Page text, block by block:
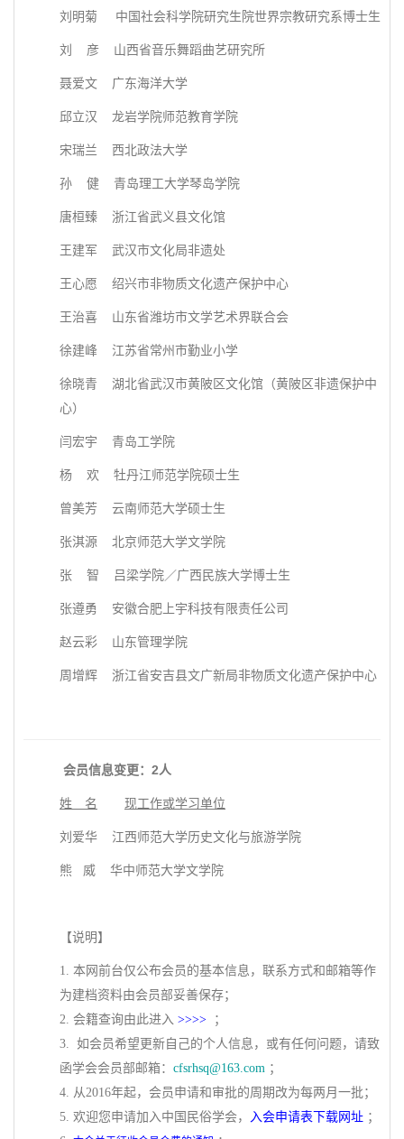
刘明菊 中国社会科学院研究生院世界宗教研究系博士生
刘 彦 山西省音乐舞蹈曲艺研究所
聂爱文 广东海洋大学
邱立汉 龙岩学院师范教育学院
宋瑞兰 西北政法大学
孙 健 青岛理工大学琴岛学院
唐桓臻 浙江省武义县文化馆
王建军 武汉市文化局非遗处
王心愿 绍兴市非物质文化遗产保护中心
王治喜 山东省潍坊市文学艺术界联合会
徐建峰 江苏省常州市勤业小学
徐晓青 湖北省武汉市黄陂区文化馆（黄陂区非遗保护中
心）
闫宏宇 青岛工学院
杨 欢 牡丹江师范学院硕士生
曾美芳 云南师范大学硕士生
张淇源 北京师范大学文学院
张 智 吕梁学院／广西民族大学博士生
张遵勇 安徽合肥上宇科技有限责任公司
赵云彩 山东管理学院
周增辉 浙江省安吉县文广新局非物质文化遗产保护中心
会员信息变更：2人
姓 名 现工作或学习单位
刘爱华 江西师范大学历史文化与旅游学院
熊 威 华中师范大学文学院
【说明】
1. 本网前台仅公布会员的基本信息，联系方式和邮箱等作
为建档资料由会员部妥善保存；
2. 会籍查询由此进入 >>>>
；
3. 如会员希望更新自己的个人信息，或有任何问题，请致
函学会会员部邮箱： cfsrhsq@163.com ；
4. 从2016年起，会员申请和审批的周期改为每两月一批；
5. 欢迎您申请加入中国民俗学会，
入会申请表下载网址 ；